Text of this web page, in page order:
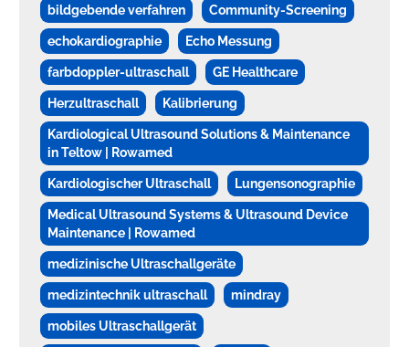
bildgebende verfahren
Community-Screening
echokardiographie
Echo Messung
farbdoppler-ultraschall
GE Healthcare
Herzultraschall
Kalibrierung
Kardiological Ultrasound Solutions & Maintenance
in Teltow | Rowamed
Kardiologischer Ultraschall
Lungensonographie
Medical Ultrasound Systems & Ultrasound Device
Maintenance | Rowamed
medizinische Ultraschallgeräte
medizintechnik ultraschall
mindray
mobiles Ultraschallgerät